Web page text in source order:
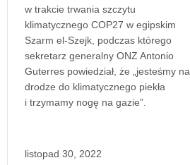
w trakcie trwania szczytu
klimatycznego COP27 w egipskim
Szarm el-Szejk, podczas którego
sekretarz generalny ONZ Antonio
Guterres powiedział, że „jesteśmy na
drodze do klimatycznego piekła
i trzymamy nogę na gazie”.
listopad 30, 2022